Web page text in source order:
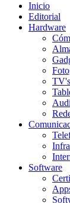
Inicio
Editorial
Hardware
TV's
Software